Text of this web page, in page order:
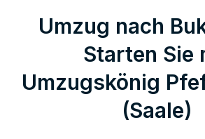
Umzug nach
Starten Sie
Umzugskönig
(Saale)